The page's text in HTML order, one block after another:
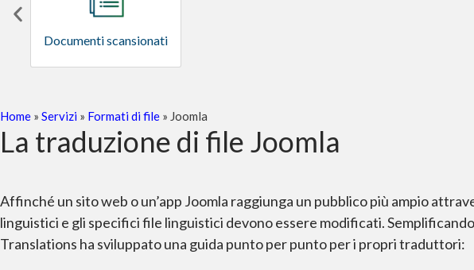
Documenti scansionati
Home » Servizi » Formati di file » Joomla
La traduzione di file Joomla
Affinché un sito web o un’app Joomla raggiunga un pubblico più ampio
linguistici e gli specifici file linguistici devono essere modificati.
Translations ha sviluppato una guida punto per punto per i propri traduttori: